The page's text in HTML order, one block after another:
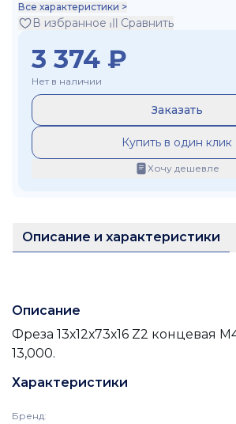
Все характеристики >
В избранное Сравнить
3 374 ₽
Нет в наличии
Заказать
Купить в один клик
Хочу дешевле
Описание и характеристики
Описание
Фреза 13х12х73х16 Z2 концевая
13,000.
Характеристики
Бренд: